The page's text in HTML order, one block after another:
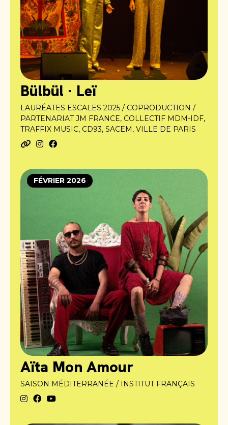
Bülbül · Leï
LAURÉATES ESCALES 2025 / COPRODUCTION /
PARTENARIAT JM FRANCE, COLLECTIF MDM-IDF,
TRAFFIX MUSIC, CD93, SACEM, VILLE DE PARIS
Aïta Mon Amour
SAISON MÉDITERRANÉE / INSTITUT FRANÇAIS
FÉVRIER 2026